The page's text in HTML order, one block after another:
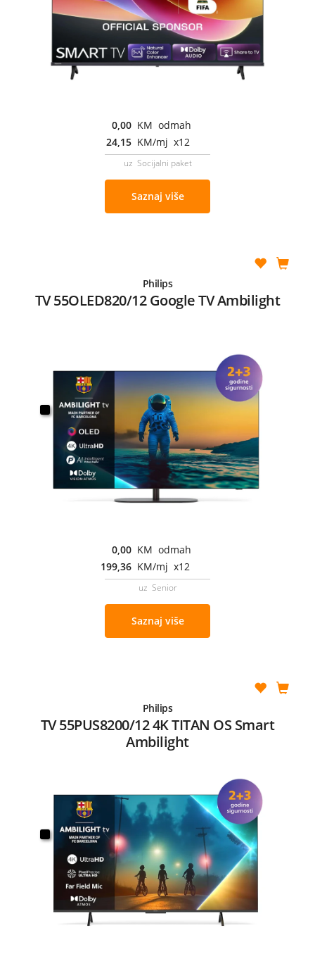
0,00 KM odmah
24,15 KM/mj x12
uz Socijalni paket
Saznaj više
Philips
TV 55OLED820/12 Google TV Ambilight
0,00 KM odmah
199,36 KM/mj x12
uz Senior
Saznaj više
Philips
TV 55PUS8200/12 4K TITAN OS Smart
Ambilight